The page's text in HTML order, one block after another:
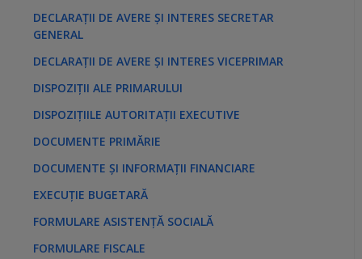
DECLARAȚII DE AVERE ȘI INTERES SECRETAR
GENERAL
DECLARAȚII DE AVERE ȘI INTERES VICEPRIMAR
DISPOZIȚII ALE PRIMARULUI
DISPOZIȚIILE AUTORITAȚII EXECUTIVE
DOCUMENTE PRIMĂRIE
DOCUMENTE ȘI INFORMAȚII FINANCIARE
EXECUȚIE BUGETARĂ
FORMULARE ASISTENȚĂ SOCIALĂ
FORMULARE FISCALE